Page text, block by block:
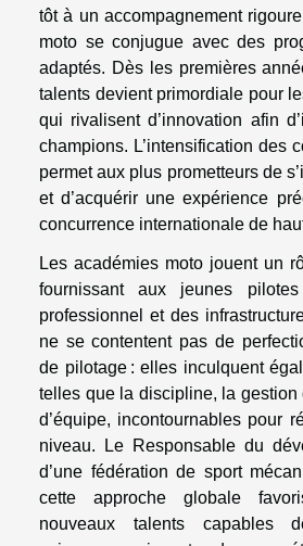
tôt à un accompagnement
moto se conjugue avec des
adaptés. Dès les premières
talents devient primordiale pour
qui rivalisent d’innovation afin
champions. L’intensification des
permet aux plus prometteurs de
et d’acquérir une expérience
concurrence internationale de
Les académies moto jouent un
fournissant aux jeunes
professionnel et des
ne se contentent pas de
de pilotage : elles inculquent
telles que la discipline, la gestion
d’équipe, incontournables pour
niveau. Le Responsable du
d’une fédération de sport
cette approche globale
nouveaux talents capables